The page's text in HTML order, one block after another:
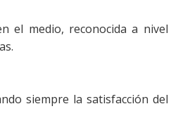
el medio, reconocida a nivel
siempre la satisfacción del